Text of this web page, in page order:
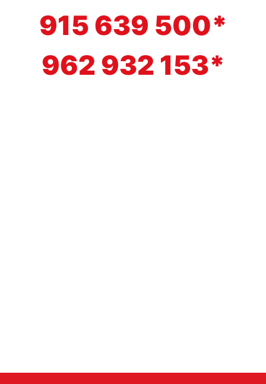
915 639 500*
962 932 153*